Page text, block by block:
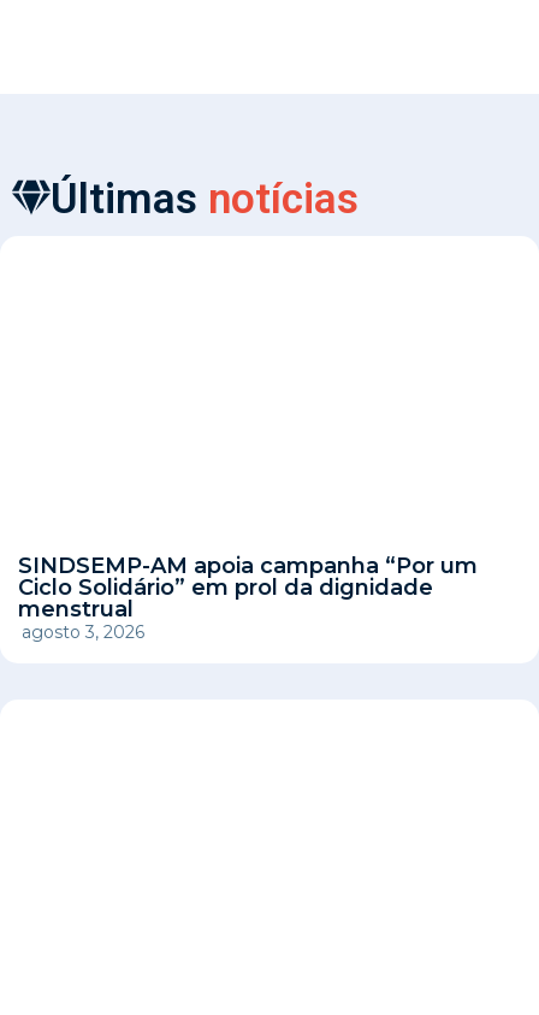
Últimas notícias
SINDSEMP-AM apoia campanha “Por um
Ciclo Solidário” em prol da dignidade
menstrual
agosto 3, 2026